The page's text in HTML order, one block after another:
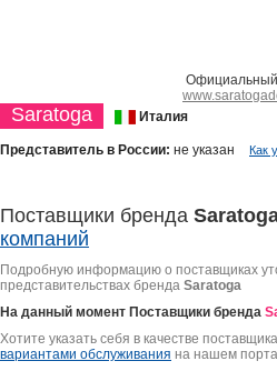
Официальный
Saratoga Италия
Представитель в России: не указан Как
Поставщики бренда
компаний
Подробную информацию о поставщиках
представительствах бренда Saratoga
На данный момент Поставщики бренда
Хотите указать себя в качестве
вариантами обслуживания на нашем